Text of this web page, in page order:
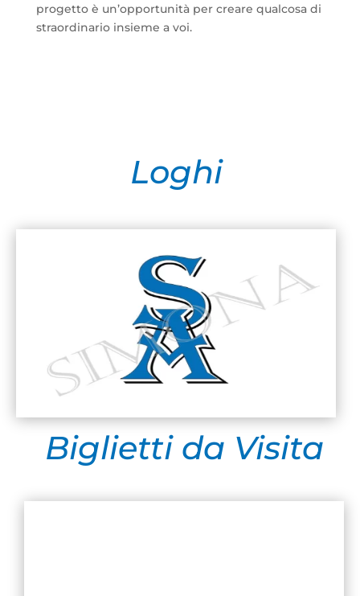
progetto è un’opportunità per creare qualcosa di
straordinario insieme a voi.
Loghi
Biglietti da Visita